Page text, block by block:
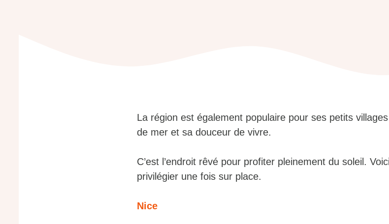
La région est également populaire pour ses petits
de mer et sa douceur de vivre.
C’est l’endroit rêvé pour profiter pleinement du soleil.
privilégier une fois sur place.
Nice